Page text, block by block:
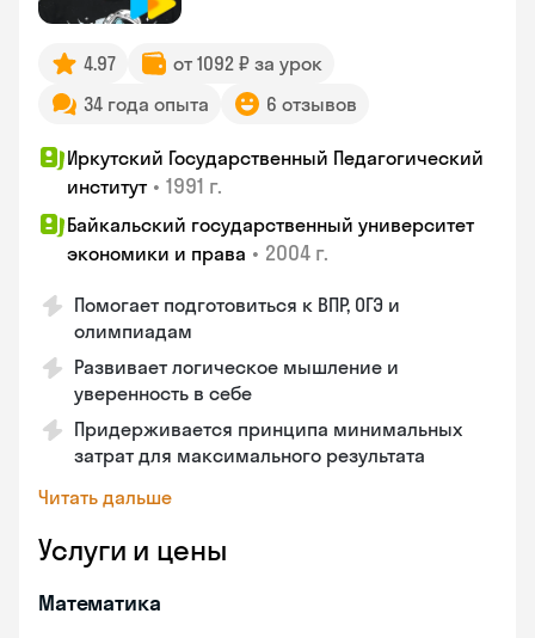
4.97
от 1092 ₽ за урок
34 года опыта
6 отзывов
Иркутский Государственный Педагогический
институт • 1991 г.
Байкальский государственный университет
экономики и права • 2004 г.
Помогает подготовиться к ВПР, ОГЭ и
олимпиадам
Развивает логическое мышление и
уверенность в себе
Придерживается принципа минимальных
затрат для максимального результата
Читать дальше
Услуги и цены
Математика